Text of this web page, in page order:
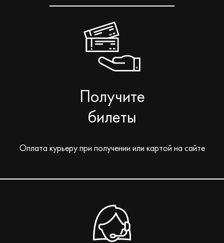
Получите
билеты
Оплата курьеру при получении или картой на сайте